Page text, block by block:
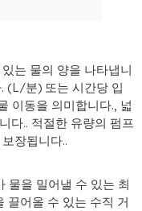
는 물의 양을 나타냅니
(L/분) 또는 시간당 입
이동을 의미합니다., 넓
다.. 적절한 유량의 펌프
장됩니다..
물을 밀어낼 수 있는 최
끌어올 수 있는 수직 거